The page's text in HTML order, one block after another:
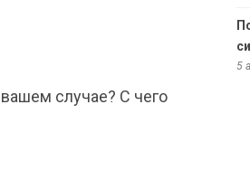
вашем случае? С чего
5